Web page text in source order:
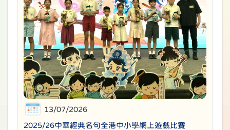
13/07/2026
2025/26中華經典名句全港中小學網上遊戲比賽